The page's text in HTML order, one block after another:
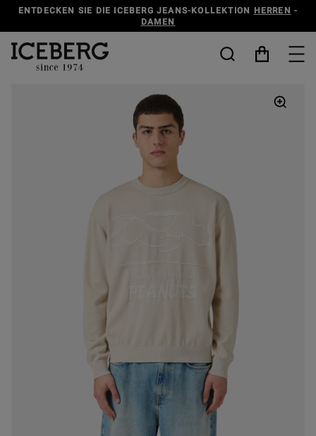
ENTDECKEN SIE DIE ICEBERG JEANS-KOLLEKTION HERREN -
DAMEN